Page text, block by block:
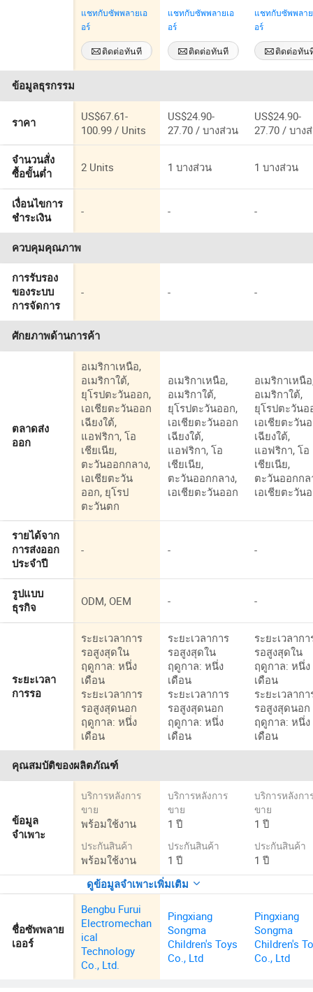
เด็ก 20'' บีเอ็ม
เอ็กซ์
แชทกับซัพพลายเอ
อร์
ติดต่อทันที
สำหรับรถเข็น
เด็กสมัยใหม่
แชทกับซัพพลายเอ
อร์
ติดต่อทันที
เบา
แชทกับซัพพลาย
อร์
ติดต่อทัน
ข้อมูลธุรกรรม
ราคา
US$67.61-
100.99 / Units
US$24.90-
27.70 / บางส่วน
US$24.90-
27.70 / บาง
จำนวนสั่ง
ซื้อขั้นต่ำ
2 Units 1 บางส่วน 1 บางส่วน
เงื่อนไขการ
ชำระเงิน
- - -
ควบคุมคุณภาพ
การรับรอง
ของระบบ
การจัดการ
- - -
ศักยภาพด้านการค้า
ตลาดส่ง
ออก
อเมริกาเหนือ,
อเมริกาใต้,
ยุโรปตะวันออก,
เอเชียตะวันออก
เฉียงใต้,
แอฟริกา, โอ
เชียเนีย,
ตะวันออกกลาง,
เอเชียตะวัน
ออก, ยุโรป
ตะวันตก
อเมริกาเหนือ,
อเมริกาใต้,
ยุโรปตะวันออก,
เอเชียตะวันออก
เฉียงใต้,
แอฟริกา, โอ
เชียเนีย,
ตะวันออกกลาง,
เอเชียตะวันออก
อเมริกาเหนื
อเมริกาใต้,
ยุโรปตะวันอ
เอเชียตะวัน
เฉียงใต้,
แอฟริกา, โอ
เชียเนีย,
ตะวันออกกล
เอเชียตะวัน
รายได้จาก
การส่งออก
ประจำปี
- - -
รูปแบบ
ธุรกิจ
ODM, OEM - -
ระยะเวลา
การรอ
ระยะเวลาการ
รอสูงสุดใน
ฤดูกาล: หนึ่ง
เดือน
ระยะเวลาการ
รอสูงสุดนอก
ฤดูกาล: หนึ่ง
เดือน
ระยะเวลาการ
รอสูงสุดใน
ฤดูกาล: หนึ่ง
เดือน
ระยะเวลาการ
รอสูงสุดนอก
ฤดูกาล: หนึ่ง
เดือน
ระยะเวลากา
รอสูงสุดใน
ฤดูกาล: หนึ่ง
เดือน
ระยะเวลากา
รอสูงสุดนอก
ฤดูกาล: หนึ่ง
เดือน
คุณสมบัติของผลิตภัณฑ์
ข้อมูล
จำเพาะ
บริการหลังการ
ขาย
พร้อมใช้งาน
ประกันสินค้า
พร้อมใช้งาน
บริการหลังการ
ขาย
1 ปี
ประกันสินค้า
1 ปี
บริการหลังกา
ขาย
1 ปี
ประกันสินค้า
1 ปี
ดูข้อมูลจำเพาะเพิ่มเติม
ชื่อซัพพลาย
เออร์
Bengbu Furui
Electromechan
ical
Technology
Co., Ltd.
Pingxiang
Songma
Children's Toys
Co., Ltd
Pingxiang
Songma
Children's
Co., Ltd